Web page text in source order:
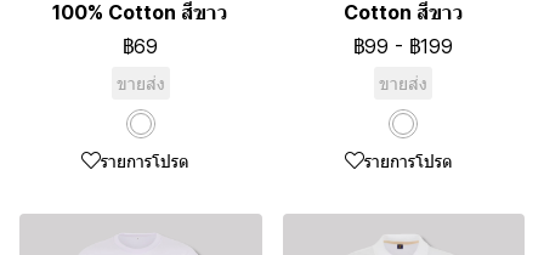
100% Cotton สีขาว
฿69
ขายส่ง
รายการโปรด
Cotton สีขาว
฿99 - ฿199
ขายส่ง
รายการโปรด